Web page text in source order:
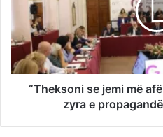
“Theksoni se jemi më
zyra e